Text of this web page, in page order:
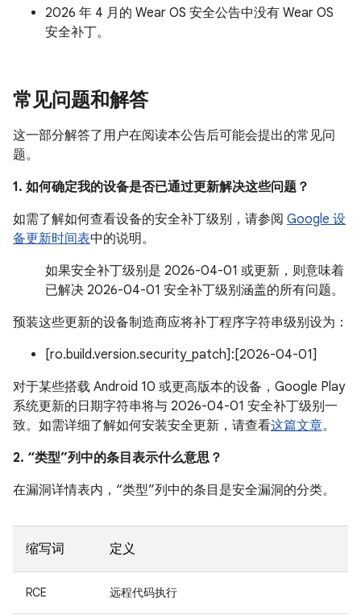
2026 年 4 月的 Wear OS 安全公告中没有 Wear OS
安全补丁。
常见问题和解答
这一部分解答了用户在阅读本公告后可能会提出的常见问
题。
1. 如何确定我的设备是否已通过更新解决这些问题？
如需了解如何查看设备的安全补丁级别，请参阅 Google 设
备更新时间表中的说明。
如果安全补丁级别是 2026-04-01 或更新，则意味着
已解决 2026-04-01 安全补丁级别涵盖的所有问题。
预装这些更新的设备制造商应将补丁程序字符串级别设为：
[ro.build.version.security_patch]:[2026-04-01]
对于某些搭载 Android 10 或更高版本的设备，Google Play
系统更新的日期字符串将与 2026-04-01 安全补丁级别一
致。如需详细了解如何安装安全更新，请查看这篇文章。
2. “类型”列中的条目表示什么意思？
在漏洞详情表内，“类型”列中的条目是安全漏洞的分类。
缩写词 定义
RCE 远程代码执行